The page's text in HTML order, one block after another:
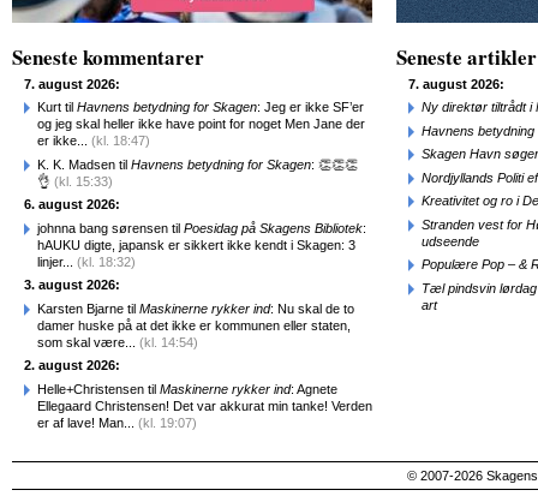
Seneste kommentarer
7. august 2026:
Kurt til Havnens betydning for Skagen: Jeg er ikke SF’er
og jeg skal heller ikke have point for noget Men Jane der
er ikke... (kl. 18:47)
K. K. Madsen til Havnens betydning for Skagen: 👏👏👏
👌 (kl. 15:33)
6. august 2026:
johnna bang sørensen til Poesidag på Skagens Bibliotek:
hAUKU digte, japansk er sikkert ikke kendt i Skagen: 3
linjer... (kl. 18:32)
3. august 2026:
Karsten Bjarne til Maskinerne rykker ind: Nu skal de to
damer huske på at det ikke er kommunen eller staten,
som skal være... (kl. 14:54)
2. august 2026:
Helle+Christensen til Maskinerne rykker ind: Agnete
Ellegaard Christensen! Det var akkurat min tanke! Verden
er af lave! Man... (kl. 19:07)
Seneste artikler
7. august 2026:
Ny direktør tiltrådt i
Havnens betydning
Skagen Havn
Nordjyllands Politi
Kreativitet og ro i
Stranden vest for
udseende
Populære Pop – &
Tæl pindsvin
art
© 2007-2026